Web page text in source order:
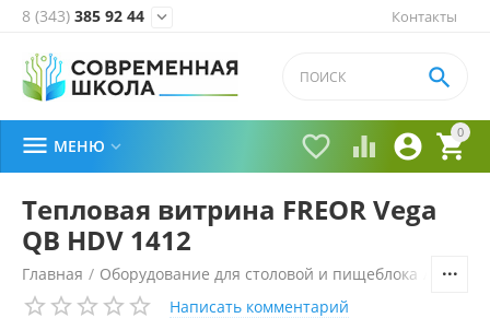
Контакты
8 (343) 385 92 44 
0


 

 МЕНЮ 
Тепловая витрина FREOR Vega
QB HDV 1412
Главная / Оборудование для столовой и пищеблока
Написать комментарий